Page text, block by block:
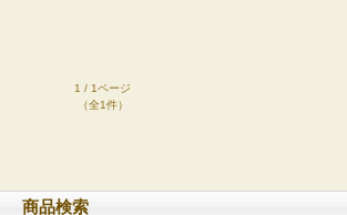
1 / 1ページ
（全1件）
商品検索